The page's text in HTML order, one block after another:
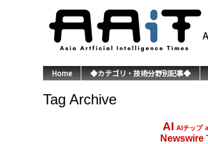
Home ◆カテゴリ・技術分野別記事◆
Tag Archive
AI AIチップ
Newswire